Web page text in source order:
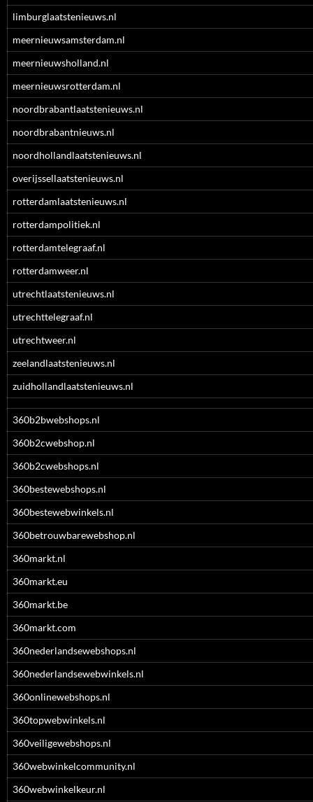
limburglaatstenieuws.nl
meernieuwsamsterdam.nl
meernieuwsholland.nl
meernieuwsrotterdam.nl
noordbrabantlaatstenieuws.nl
noordbrabantnieuws.nl
noordhollandlaatstenieuws.nl
overijssellaatstenieuws.nl
rotterdamlaatstenieuws.nl
rotterdampolitiek.nl
rotterdamtelegraaf.nl
rotterdamweer.nl
utrechtlaatstenieuws.nl
utrechttelegraaf.nl
utrechtweer.nl
zeelandlaatstenieuws.nl
zuidhollandlaatstenieuws.nl
360b2bwebshops.nl
360b2cwebshop.nl
360b2cwebshops.nl
360bestewebshops.nl
360bestewebwinkels.nl
360betrouwbarewebshop.nl
360markt.nl
360markt.eu
360markt.be
360markt.com
360nederlandsewebshops.nl
360nederlandsewebwinkels.nl
360onlinewebshops.nl
360topwebwinkels.nl
360veiligewebshops.nl
360webwinkelcommunity.nl
360webwinkelkeur.nl